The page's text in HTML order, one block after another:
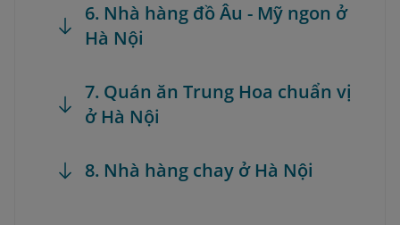
6. Nhà hàng đồ Âu - Mỹ ngon ở
Hà Nội
7. Quán ăn Trung Hoa chuẩn vị
ở Hà Nội
8. Nhà hàng chay ở Hà Nội